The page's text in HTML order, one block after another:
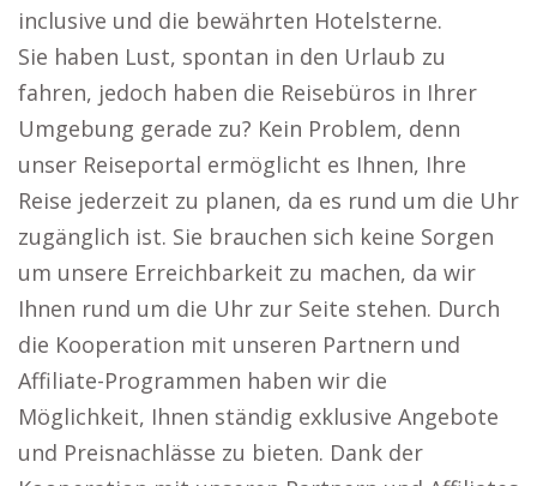
inclusive und die bewährten Hotelsterne.
Sie haben Lust, spontan in den Urlaub zu
fahren, jedoch haben die Reisebüros in Ihrer
Umgebung gerade zu? Kein Problem, denn
unser Reiseportal ermöglicht es Ihnen, Ihre
Reise jederzeit zu planen, da es rund um die Uhr
zugänglich ist. Sie brauchen sich keine Sorgen
um unsere Erreichbarkeit zu machen, da wir
Ihnen rund um die Uhr zur Seite stehen. Durch
die Kooperation mit unseren Partnern und
Affiliate-Programmen haben wir die
Möglichkeit, Ihnen ständig exklusive Angebote
und Preisnachlässe zu bieten. Dank der